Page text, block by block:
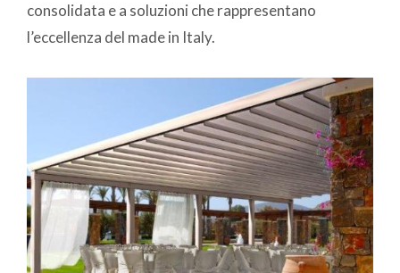
consolidata e a soluzioni che rappresentano
l’eccellenza del made in Italy.